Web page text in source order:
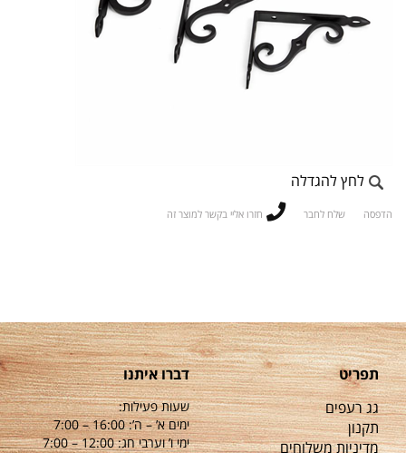
לחץ להגדלה
הדפסה שלח לחבר חזרו אליי בקשר למוצר זה
דברו איתנו
שעות פעילות:
ימים א’ – ה’: 16:00 – 7:00
ימי ו’ וערבי חג: 12:00 – 7:00
תפריט
גג רעפים
תקנון
מדיניות משלוחים